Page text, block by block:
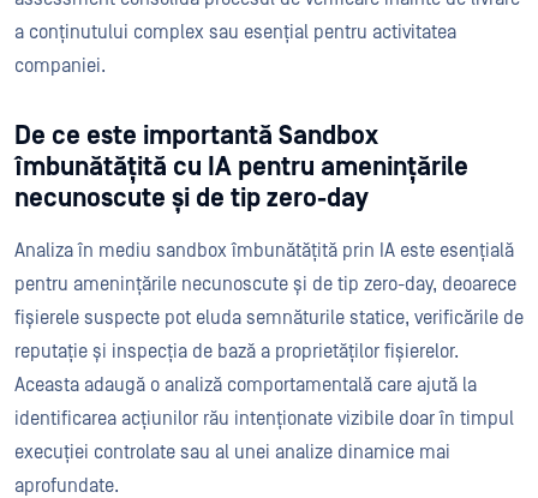
a conținutului complex sau esențial pentru activitatea
companiei.
De ce este importantă Sandbox
îmbunătățită cu IA pentru amenințările
necunoscute și de tip zero-day
Analiza în mediu sandbox îmbunătățită prin IA este esențială
pentru amenințările necunoscute și de tip zero-day, deoarece
fișierele suspecte pot eluda semnăturile statice, verificările de
reputație și inspecția de bază a proprietăților fișierelor.
Aceasta adaugă o analiză comportamentală care ajută la
identificarea acțiunilor rău intenționate vizibile doar în timpul
execuției controlate sau al unei analize dinamice mai
aprofundate.